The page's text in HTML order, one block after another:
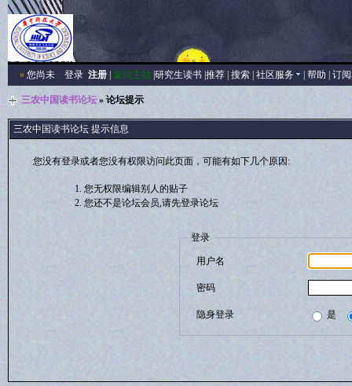
»您尚未 登录 注册| 返回主站| 研究生读书| 推荐| 搜索| 社区服务 帮助 订
三农中国读书论坛» 论坛提示
三农中国读书论坛 提示信息
您没有登录或者您没有权限访问此页面，可能有如下几个原因:
您无权限编辑别人的贴子
您还不是论坛会员,请先登录论坛
登录
用户名
密码
隐身登录 是